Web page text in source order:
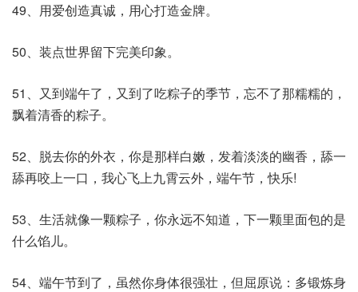
49、用爱创造真诚，用心打造金牌。
50、装点世界留下完美印象。
51、又到端午了，又到了吃粽子的季节，忘不了那糯糯的，
飘着清香的粽子。
52、脱去你的外衣，你是那样白嫩，发着淡淡的幽香，舔一
舔再咬上一口，我心飞上九霄云外，端午节，快乐!
53、生活就像一颗粽子，你永远不知道，下一颗里面包的是
什么馅儿。
54、端午节到了，虽然你身体很强壮，但屈原说：多锻炼身